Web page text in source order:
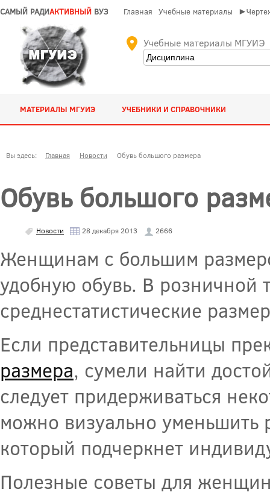
САМЫЙ РАДИАКТИВНЫЙ ВУЗ Главная Учебные материалы
Учебные материалы МГУИЭ
МАТЕРИАЛЫ МГУИЭ УЧЕБНИКИ И СПРАВОЧНИКИ
Вы здесь: Главная Новости Обувь большого размера
Обувь большого
Новости 28 декабря 2013 2666
Женщинам с большим
удобную обувь. В розничной
среднестатистические
Если представительницы
размера, сумели найти
следует придерживаться
можно визуально уменьшить
который подчеркнет
Полезные советы для